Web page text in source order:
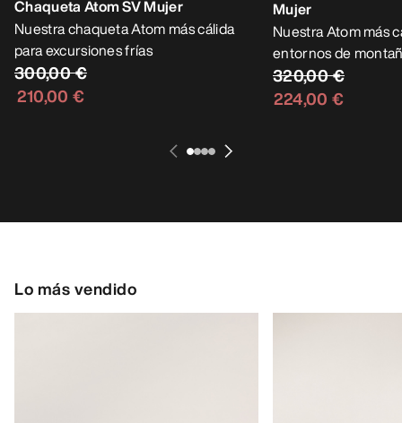
Chaqueta Atom SV Mujer
Nuestra chaqueta Atom más cálida
para excursiones frías
300,00 €
210,00 €
Mujer
Nuestra Atom más
entornos de
320,00 €
224,00 €
Lo más vendido